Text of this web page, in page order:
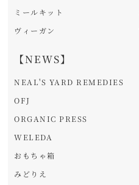
ミールキット
ヴィーガン
【NEWS】
NEAL'S YARD REMEDIES
OFJ
ORGANIC PRESS
WELEDA
おもちゃ箱
みどりえ